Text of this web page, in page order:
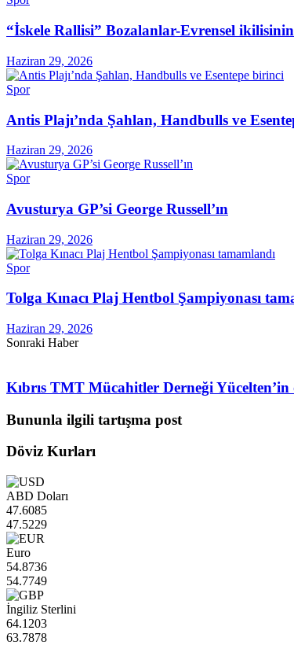
“İskele Rallisi” Bozalanlar-Evrensel ikilisinin
Haziran 29, 2026
Spor
Antis Plajı’nda Şahlan, Handbulls ve
Haziran 29, 2026
Spor
Avusturya GP’si George Russell’ın
Haziran 29, 2026
Spor
Tolga Kınacı Plaj Hentbol Şampiyonası
Haziran 29, 2026
Sonraki Haber
Kıbrıs TMT Mücahitler Derneği Yücelten’in
Bununla ilgili tartışma post
Döviz Kurları
ABD Doları
47.6085
47.5229
Euro
54.8736
54.7749
İngiliz Sterlini
64.1203
63.7878